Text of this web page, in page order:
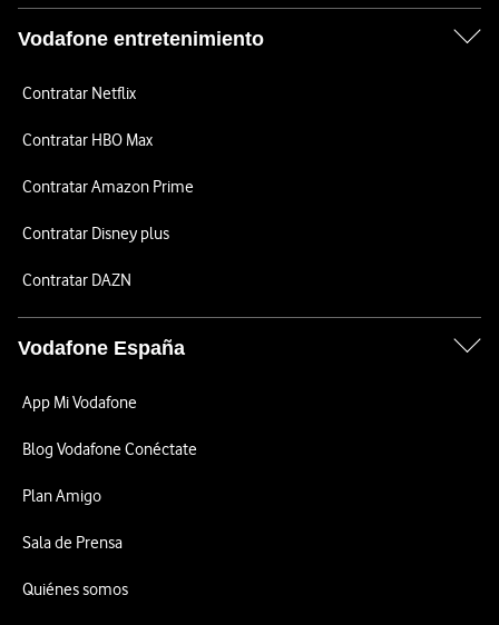
Vodafone entretenimiento
Contratar Netflix
Contratar HBO Max
Contratar Amazon Prime
Contratar Disney plus
Contratar DAZN
Vodafone España
App Mi Vodafone
Blog Vodafone Conéctate
Plan Amigo
Sala de Prensa
Quiénes somos